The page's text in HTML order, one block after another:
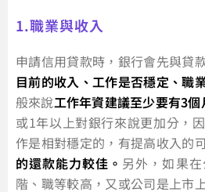
1.職業與收入
申請信用貸款時，銀行會先與貸
目前的收入、工作是否穩定、職
般來說工作年資建議至少要有3個
或1年以上對銀行來說更加分，
作是相對穩定的，有提高收入的
的還款能力較佳。 另外，如果
階、職等較高，又或公司是上市